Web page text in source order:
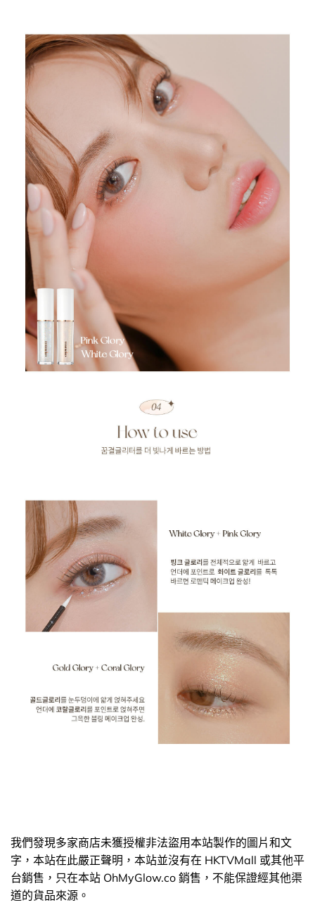
我們發現多家商店未獲授權非法盜用本站製作的圖片和文
字，本站在此嚴正聲明，本站並沒有在 HKTVMall 或其他平
台銷售，只在本站 OhMyGlow.co 銷售，不能保證經其他渠
道的貨品來源。